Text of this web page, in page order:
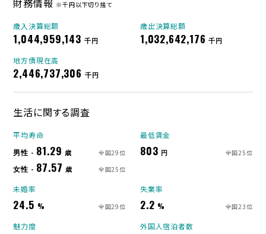
財務情報 ※千円以下切り捨て
歳入決算総額
1,044,959,143 千円
歳出決算総額
1,032,642,176 千円
地方債現在高
2,446,737,306 千円
生活に関する調査
平均寿命
男性 - 81.29 歳 全国29位
女性 - 87.57 歳 全国25位
最低賃金
803 円 全国25位
未婚率
24.5 % 全国29位
失業率
2.2 % 全国23位
魅力度 外国人宿泊者数